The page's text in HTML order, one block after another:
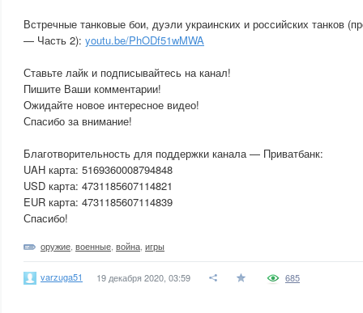
Встречные танковые бои, дуэли украинских и российских танков
— Часть 2): youtu.be/PhODf51wMWA
Ставьте лайк и подписывайтесь на канал!
Пишите Ваши комментарии!
Ожидайте новое интересное видео!
Спасибо за внимание!
Благотворительность для поддержки канала — Приватбанк:
UAH карта: 5169360008794848
USD карта: 4731185607114821
EUR карта: 4731185607114839
Спасибо!
оружие военные война игры
varzuga51 19 декабря 2020, 03:59 685